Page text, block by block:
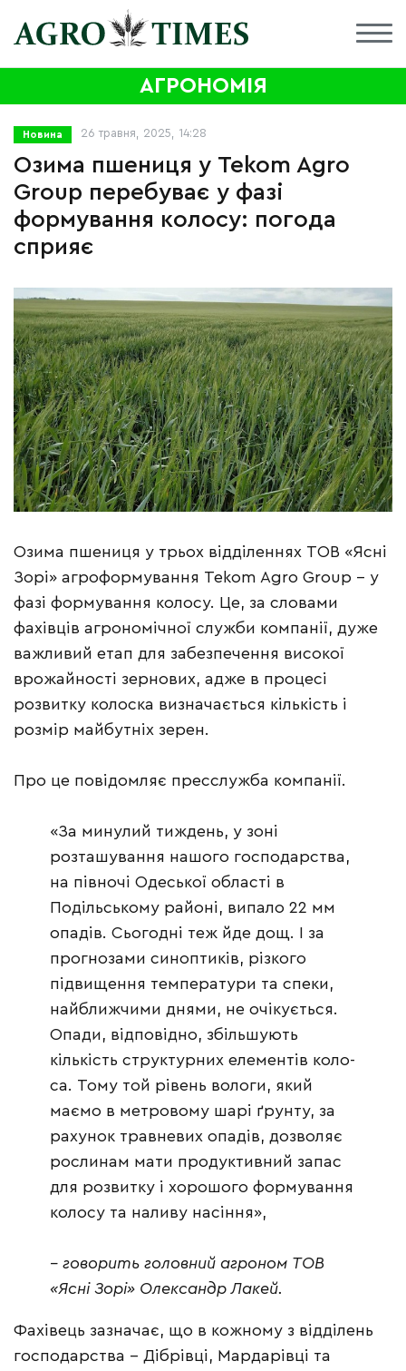
АГРОНОМІЯ
Новина 26 травня, 2025, 14:28
Озима пшениця у Tekom Agro
Group перебуває у фазі
формування колосу: погода
сприяє
Озима пшениця у трьох відділеннях ТОВ «Ясні
Зорі» агроформування Tekom Agro Group – у
фазі формування колосу. Це, за словами
фахівців агрономічної служби компанії, дуже
важливий етап для забезпечення високої
врожайності зернових, адже в процесі
розвитку колоска визначається кількість і
розмір майбутніх зерен.
Про це повідомляє пресслужба компанії.
«За минулий тиждень, у зоні
розташування нашого господарства,
на півночі Одеської області в
Подільському районі, випало 22 мм
опадів. Сьогодні теж йде дощ. І за
прогнозами синоптиків, різкого
підвищення температури та спеки,
найближчими днями, не очікується.
Опа­ди, відповідно, збільшу­ють
кількість струк­тур­них еле­ментів ко­ло­
са. Тому той рівень вологи, який
маємо в метровому шарі ґрунту, за
рахунок травневих опадів, дозволяє
рослинам мати продуктивний запас
для розвитку і хорошого формування
колосу та наливу насіння»,
– говорить головний агроном ТОВ
«Ясні Зорі» Олександр Лакей.
Фахівець зазначає, що в кожному з відділень
господарства – Дібрівці, Мардарівці та